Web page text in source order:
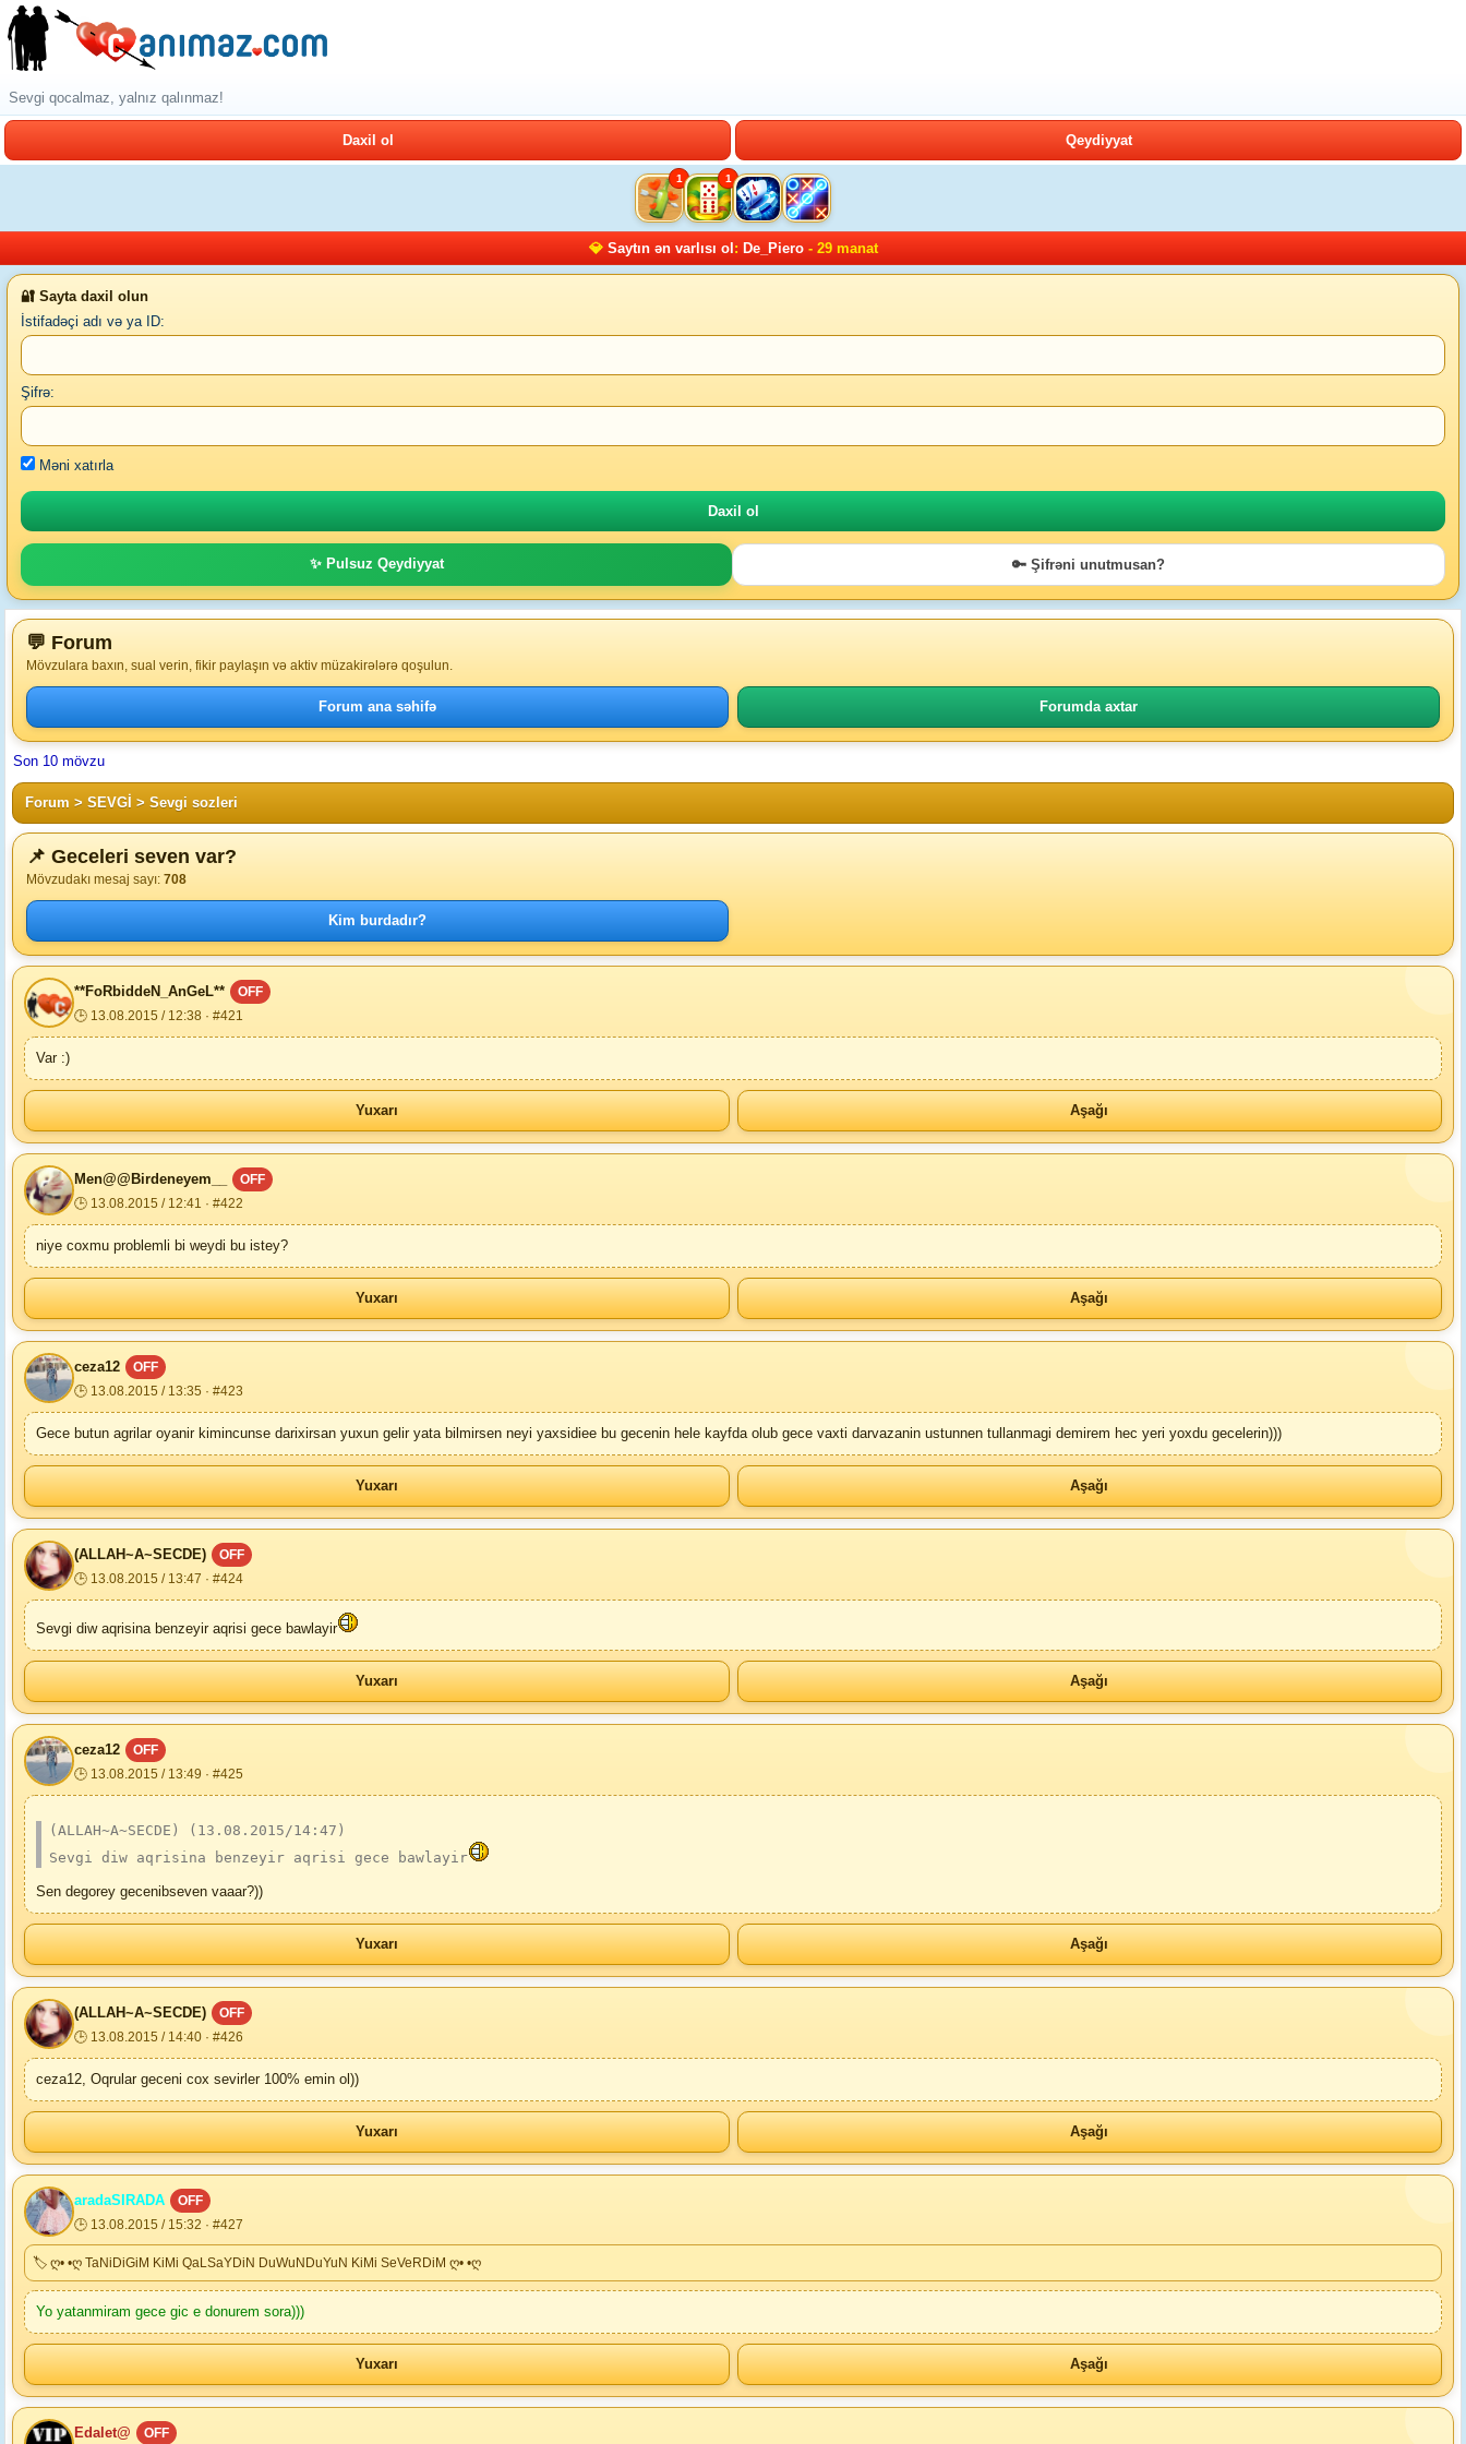
Sevgi qocalmaz, yalnız qalınmaz!
Daxil ol Qeydiyyat
1 1
💎 Saytın ən varlısı ol : De_Piero- 29 manat
🔐 Sayta daxil olun
İstifadəçi adı və ya ID:
Şifrə:
Məni xatırla
✨ Pulsuz Qeydiyyat 🔑 Şifrəni unutmusan?
💬 Forum
Mövzulara baxın, sual verin, fikir paylaşın və aktiv müzakirələrə qoşulun.
Forum ana səhifə Forumda axtar
Son 10 mövzu
Forum > SEVGİ > Sevgi sozleri
📌 Geceleri seven var?
Mövzudakı mesaj sayı: 708
Kim burdadır?
**FoRbiddeN_AnGeL**
OFF
🕒 13.08.2015 / 12:38 · #421
Var :)
Yuxarı Aşağı
Men@@Birdeneyem__
OFF
🕒 13.08.2015 / 12:41 · #422
niye coxmu problemli bi weydi bu istey?
Yuxarı Aşağı
ceza12
OFF
🕒 13.08.2015 / 13:35 · #423
Gece butun agrilar oyanir kimincunse darixirsan yuxun gelir yata bilmirsen neyi yaxsidiee bu gecenin hele kayfda olub gece vaxti darvazanin ustunnen tullanmagi demirem hec yeri yoxdu gecelerin)))
Yuxarı Aşağı
(ALLAH~A~SECDE)
OFF
🕒 13.08.2015 / 13:47 · #424
Sevgi diw aqrisina benzeyir aqrisi gece bawlayir
Yuxarı Aşağı
ceza12
OFF
🕒 13.08.2015 / 13:49 · #425
(ALLAH~A~SECDE) (13.08.2015/14:47)
Sevgi diw aqrisina benzeyir aqrisi gece bawlayir
Sen degorey gecenibseven vaaar?))
Yuxarı Aşağı
(ALLAH~A~SECDE)
OFF
🕒 13.08.2015 / 14:40 · #426
ceza12, Oqrular geceni cox sevirler 100% emin ol))
Yuxarı Aşağı
aradaSIRADA
OFF
🕒 13.08.2015 / 15:32 · #427
🏷 ღ• •ღ TaNiDiGiM KiMi QaLSaYDiN DuWuNDuYuN KiMi SeVeRDiM ღ• •ღ
Yo yatanmiram gece gic e donurem sora)))
Yuxarı Aşağı
Edalet@ OFF